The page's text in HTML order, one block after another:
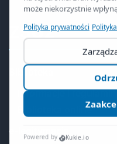
ZSO2
Biblioteka
Informacje i regulamin
Biblioteka online
e-legitymacja